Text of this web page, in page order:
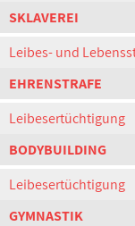
SKLAVEREI
Leibes- und
EHRENSTRAFE
Leibesertüchtigung
BODYBUILDING
Leibesertüchtigung
GYMNASTIK